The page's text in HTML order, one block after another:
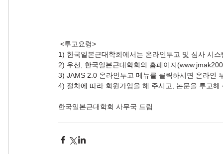
<투고요령>
1) 한국일본근대학회에서는 온라인투고 및 심사 시
2) 우선, 한국일본근대학회의 홈페이지
3) JAMS 2.0 온라인투고 메뉴를 클릭하시면 온라인
4) 절차에 따라 회원가입을 해 주시고, 논문을 투고해
한국일본근대학회 사무국 드림